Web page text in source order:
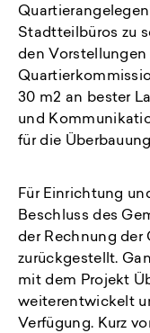
Stadtteilbüros zu
den
30 m2 an bester
und
für die
Für Einrichtung
Beschluss des
der Rechnung der
zurückgestellt.
mit dem Projekt
weiterentwickelt
Verfügung. Kurz